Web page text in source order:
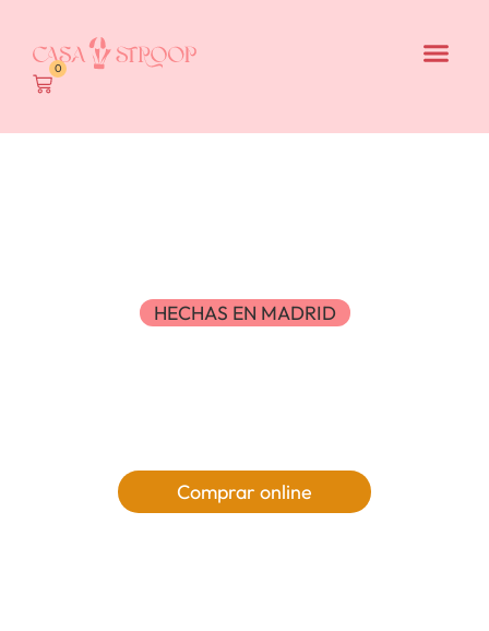
0
HECHAS EN MADRID
Comprar online